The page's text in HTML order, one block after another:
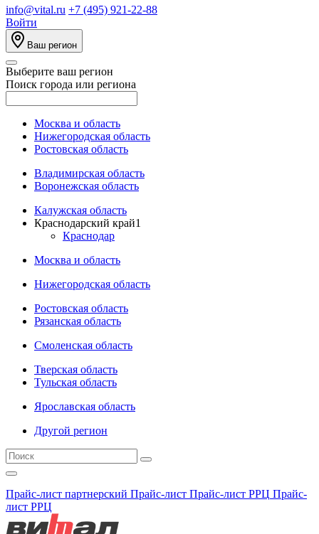
info@vital.ru +7 (495) 921-22-88
Войти
Ваш регион
Выберите ваш регион
Поиск города или региона
Москва и область
Нижегородская область
Ростовская область
Владимирская область
Воронежская область
Калужская область
Краснодарский край1
Краснодар
Москва и область
Нижегородская область
Ростовская область
Рязанская область
Смоленская область
Тверская область
Тульская область
Ярославская область
Другой регион
Прайс-лист партнерский Прайс-лист Прайс-лист РРЦ Прайс-
лист РРЦ